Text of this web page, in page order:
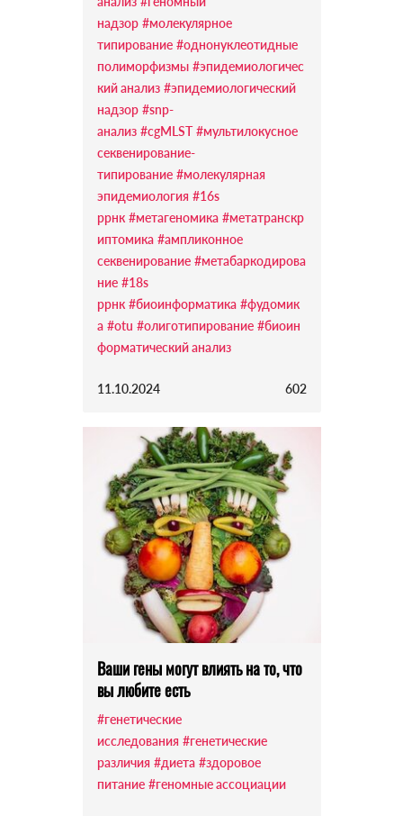
надзор #молекулярное
типирование #однонуклеотидные
полиморфизмы #эпидемиологичес
кий анализ #эпидемиологический
надзор #snp-
анализ #cgMLST #мультилокусное
секвенирование-
типирование #молекулярная
эпидемиология #16s
ррнк #метагеномика #метатранскр
иптомика #ампликонное
секвенирование #метабаркодирова
ние #18s
ррнк #биоинформатика #фудомик
а #otu #олиготипирование #биоин
форматический анализ
11.10.2024 602
Ваши гены могут влиять на то, что
вы любите есть
#генетические
исследования #генетические
различия #диета #здоровое
питание #геномные ассоциации